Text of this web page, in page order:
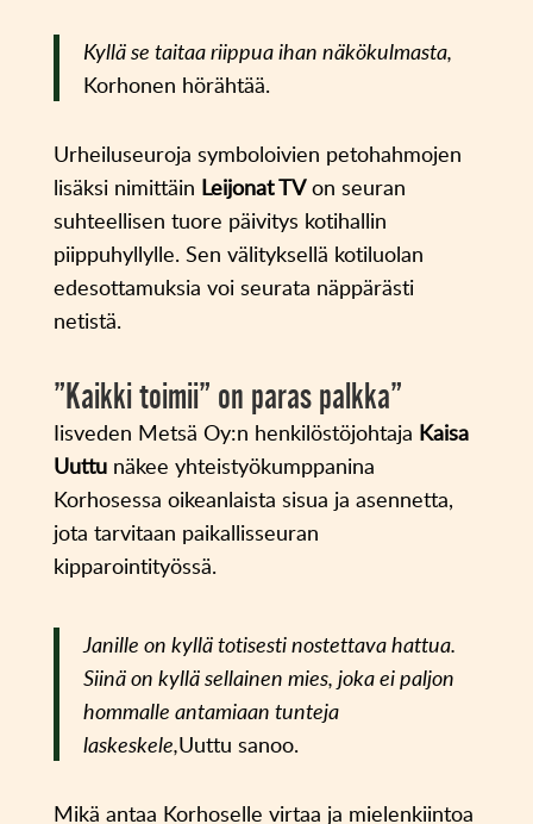
Kyllä se taitaa riippua ihan näkökulmasta,
Korhonen hörähtää.
Urheiluseuroja symboloivien petohahmojen
lisäksi nimittäin Leijonat TVon seuran
suhteellisen tuore päivitys kotihallin
piippuhyllylle. Sen välityksellä kotiluolan
edesottamuksia voi seurata näppärästi
netistä.
”Kaikki toimii” on paras palkka”
Iisveden Metsä Oy:n henkilöstöjohtaja Kaisa
Uuttunäkee yhteistyökumppanina
Korhosessa oikeanlaista sisua ja asennetta,
jota tarvitaan paikallisseuran
kipparointityössä.
Janille on kyllä totisesti nostettava hattua.
Siinä on kyllä sellainen mies, joka ei paljon
hommalle antamiaan tunteja
laskeskele,Uuttu sanoo.
Mikä antaa Korhoselle virtaa ja mielenkiintoa